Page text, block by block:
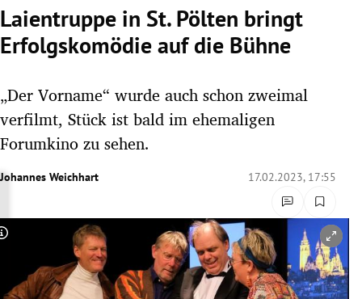
Untermenü
Untermenü
Untermenü
Untermenü
Laientruppe in St. Pölten bringt
Erfolgskomödie auf die Bühne
„Der Vorname“ wurde auch schon zweimal
verfilmt, Stück ist bald im ehemaligen
Forumkino zu sehen.
Johannes Weichhart 17.02.2023, 17:55
Copyright-Hinweis öffnen/schließen